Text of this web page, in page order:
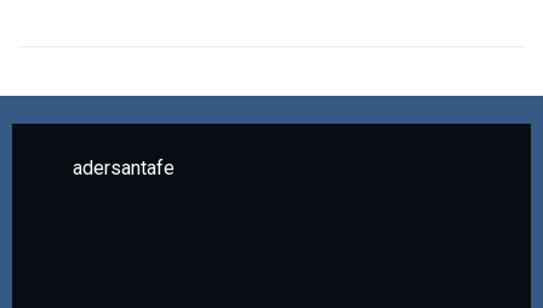
adersantafe